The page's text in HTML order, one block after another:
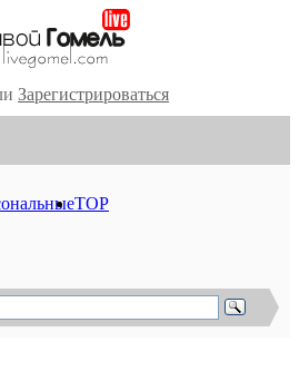
Зарегистрироваться
TOP